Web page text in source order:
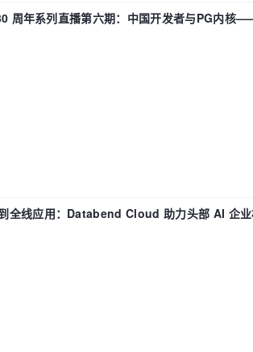
周年系列直播第六期：中国开发者与PG内核
全线应用：Databend Cloud 助力头部 AI 企